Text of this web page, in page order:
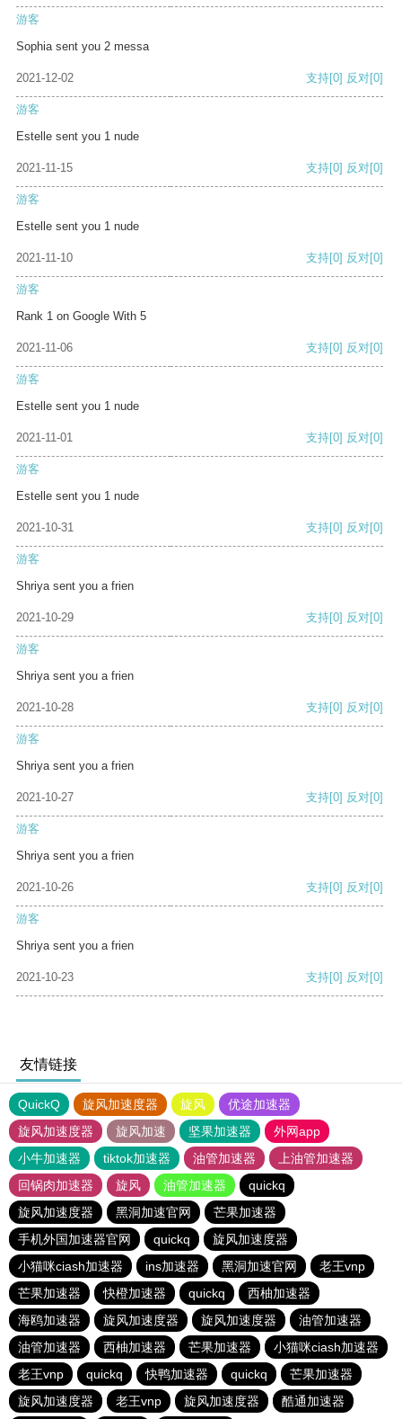
游客
Sophia sent you 2 messa
2021-12-02 支持[0] 反对[0]
游客
Estelle sent you 1 nude
2021-11-15 支持[0] 反对[0]
游客
Estelle sent you 1 nude
2021-11-10 支持[0] 反对[0]
游客
Rank 1 on Google With 5
2021-11-06 支持[0] 反对[0]
游客
Estelle sent you 1 nude
2021-11-01 支持[0] 反对[0]
游客
Estelle sent you 1 nude
2021-10-31 支持[0] 反对[0]
游客
Shriya sent you a frien
2021-10-29 支持[0] 反对[0]
游客
Shriya sent you a frien
2021-10-28 支持[0] 反对[0]
游客
Shriya sent you a frien
2021-10-27 支持[0] 反对[0]
游客
Shriya sent you a frien
2021-10-26 支持[0] 反对[0]
游客
Shriya sent you a frien
2021-10-23 支持[0] 反对[0]
友情链接
QuickQ 旋风加速度器 旋风
优途加速器
旋风加速度器
旋风加速 坚果加速器
外网app
小牛加速器
tiktok加速器 油管加速器
上油管加速器
回锅肉加速器
旋风 油管加速器
quickq
旋风加速度器
黑洞加速官网
芒果加速器
手机外国加速器官网
quickq
旋风加速度器
小猫咪ciash加速器
ins加速器 黑洞加速官网
老王vnp
芒果加速器
快橙加速器 quickq
西柚加速器
海鸥加速器
旋风加速度器 旋风加速度器
油管加速器
油管加速器
西柚加速器 芒果加速器
小猫咪ciash加速器
老王vnp
quickq 快鸭加速器 quickq
芒果加速器
旋风加速度器
老王vnp 旋风加速度器 酷通加速器